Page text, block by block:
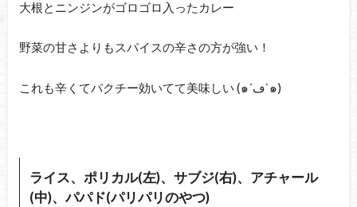
大根とニンジンがゴロゴロ入ったカレー
野菜の甘さよりもスパイスの辛さの方が強い！
これも辛くてパクチー効いてて美味しい (๑´ڡ`๑)
ライス、ポリカル(左)、サブジ(右)、アチャール
(中)、パパド(パリパリのやつ)